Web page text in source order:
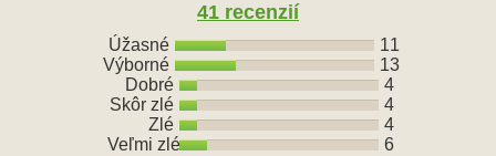
41 recenzií
Úžasné
11
Výborné
13
Dobré
4
Skôr zlé
4
Zlé
4
Veľmi zlé
6